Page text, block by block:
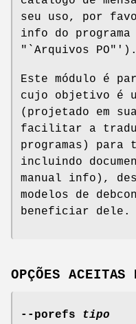
seu uso, por
info do
"`Arquivos PO"').
Este módulo é
cujo objetivo é
(projetado em
facilitar a
programas)
incluindo
manual info),
modelos de
beneficiar dele.
OPÇÕES ACEITAS
--porefs
tipo